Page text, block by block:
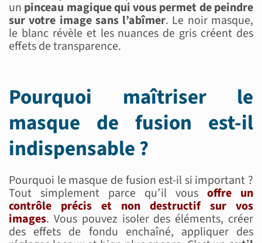
un pinceau magique qui vous permet de peindre
sur votre image sans l’abîmer. Le noir masque,
le blanc révèle et les nuances de gris créent des
effets de transparence.
Pourquoi maîtriser le
masque de fusion est-il
indispensable ?
Pourquoi le masque de fusion est-il si important ?
Tout simplement parce qu’il vous offre un
contrôle précis et non destructif sur vos
images. Vous pouvez isoler des éléments, créer
des effets de fondu enchaîné, appliquer des